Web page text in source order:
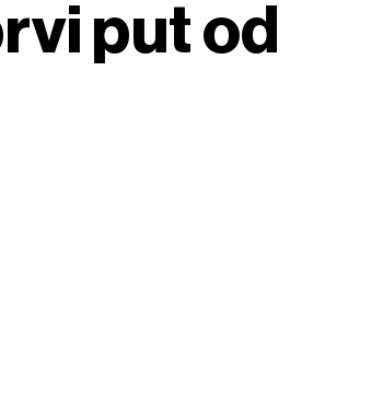
put od